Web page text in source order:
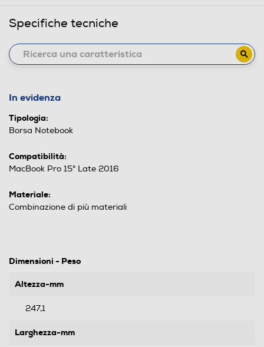
Specifiche tecniche
In evidenza
Tipologia:
Borsa Notebook
Compatibilità:
MacBook Pro 15" Late 2016
Materiale:
Combinazione di più materiali
Dimensioni - Peso
Altezza-mm
247,1
Larghezza-mm